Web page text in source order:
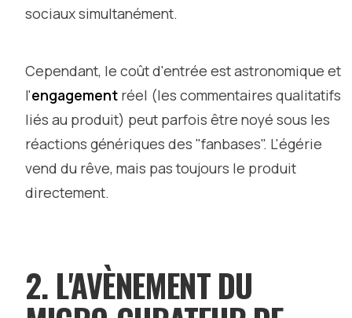
sociaux simultanément.
Cependant, le coût d'entrée est astronomique et
l'engagement réel (les commentaires qualitatifs
liés au produit) peut parfois être noyé sous les
réactions génériques des "fanbases". L'égérie
vend du rêve, mais pas toujours le produit
directement.
2. L'AVÈNEMENT DU